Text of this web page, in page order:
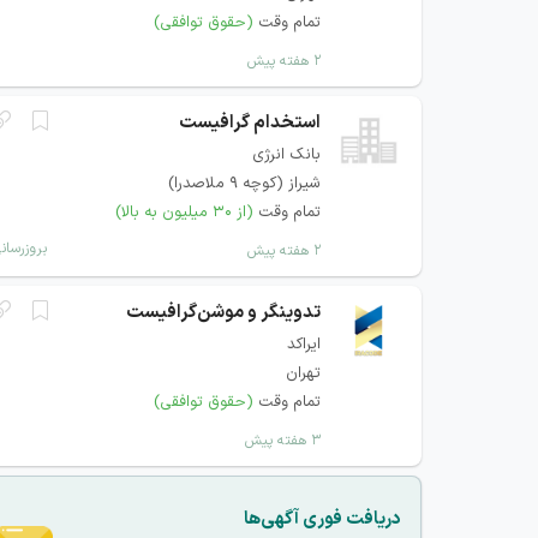
تمام وقت (حقوق توافقی)
۲ هفته پیش
استخدام گرافیست
بانک انرژی
شیراز (کوچه 9 ملاصدرا)
تمام وقت (از ۳۰ میلیون به بالا)
۲ هفته پیش
تدوینگر و موشن‌گرافیست
ایراکد
تهران
تمام وقت (حقوق توافقی)
۳ هفته پیش
دریافت فوری آگهی‌ها